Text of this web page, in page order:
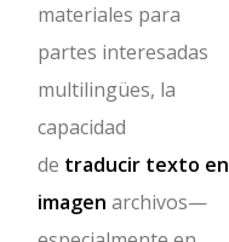
materiales para
partes interesadas
multilingües, la
capacidad
de traducir texto en
imagen archivos—